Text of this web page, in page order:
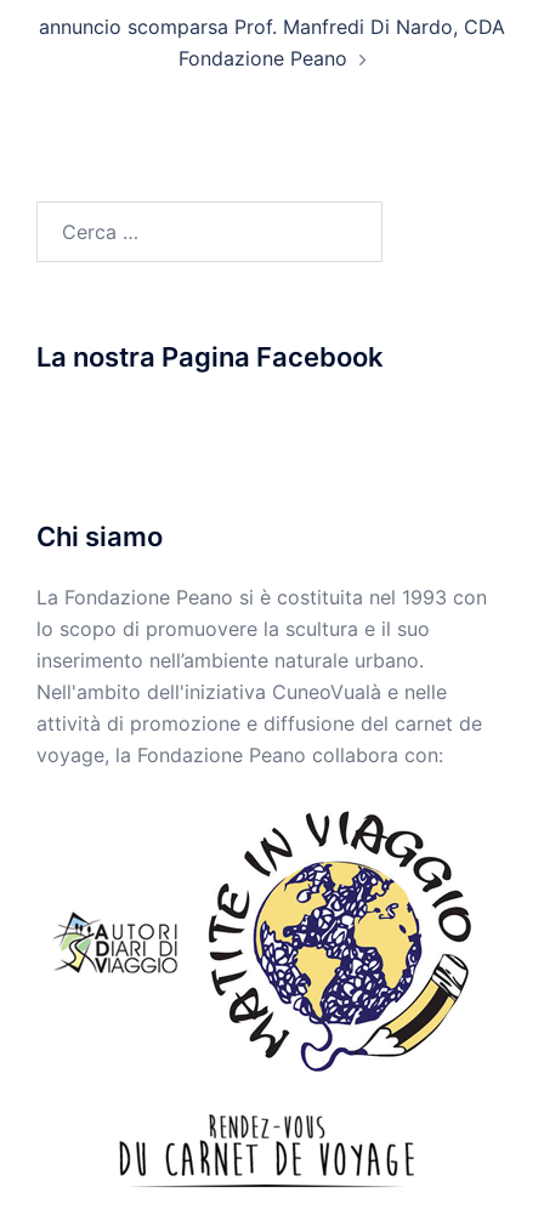
annuncio scomparsa Prof. Manfredi Di Nardo, CDA
Fondazione Peano
La nostra Pagina Facebook
Chi siamo
La Fondazione Peano si è costituita nel 1993 con
lo scopo di promuovere la scultura e il suo
inserimento nell’ambiente naturale urbano.
Nell'ambito dell'iniziativa CuneoVualà e nelle
attività di promozione e diffusione del carnet de
voyage, la Fondazione Peano collabora con: